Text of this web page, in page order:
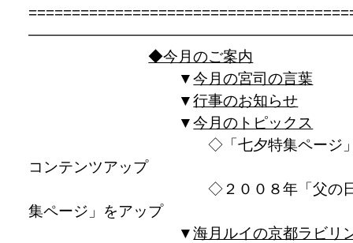
◆今月のご案内
▼今月の宮司の言葉
▼行事のお知らせ
▼今月のトピックス
◇「七夕特集ページ」
コンテンツアップ
◇２００８年「父の日
集ページ」をアップ
▼海月ルイの京都ラビリ